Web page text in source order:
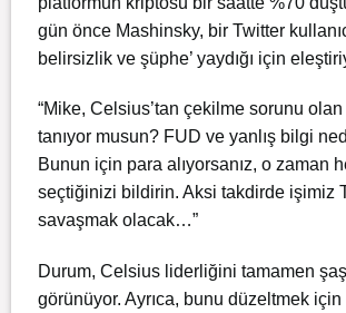
gün önce Mashinsky, bir Twitter
belirsizlik ve şüphe’ yaydığı için
“Mike, Celsius’tan çekilme sorunu
tanıyor musun? FUD ve yanlış bilgi
Bunun için para alıyorsanız, o zaman
seçtiğinizi bildirin. Aksi takdirde işimiz
savaşmak olacak…”
Durum, Celsius liderliğini tamamen
görünüyor. Ayrıca, bunu düzeltmek için